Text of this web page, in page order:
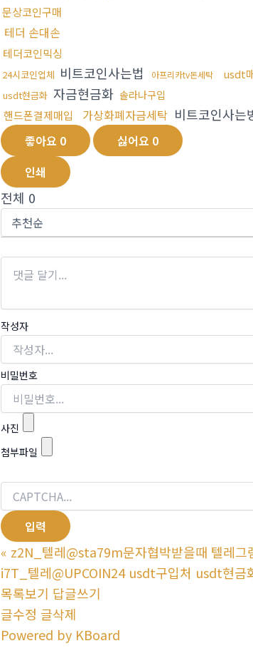
문상코인구매
테더 손대손
테더코인믹싱
24시코인업체 비트코인사는법 아프리카tv돈세탁 usdt
usdt현금화 자금현금화 솔라나구입
핸드폰결제매입 가상화폐자금세탁 비트코인사는
좋아요 0 싫어요 0
인쇄
전체 0
작성자
비밀번호
사진
첨부파일
« z2N_텔레@sta79m문자협박받을때 텔레그
i7T_텔레@UPCOIN24 usdt구입처 usdt현금
목록보기 답글쓰기
글수정 글삭제
Powered by KBoard